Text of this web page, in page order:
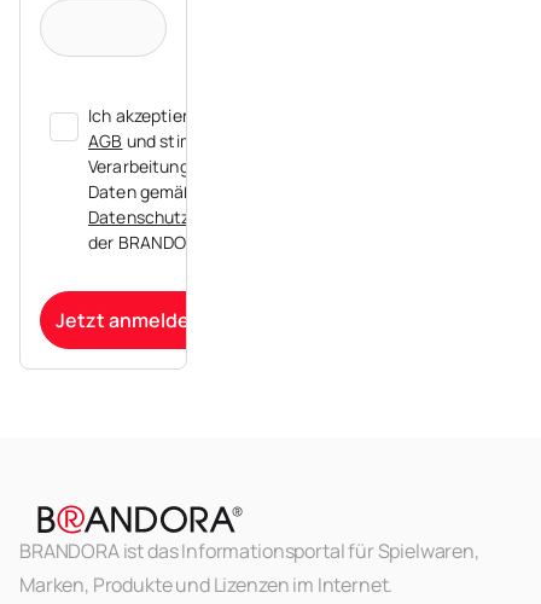
Ich akzeptiere die
AGB und stimme der
Verarbeitung meiner
Daten gemäß der
Datenschutzerklärung
der BRANDORA zu.
Jetzt anmelden
BRANDORA ist das Informationsportal für Spielwaren,
Marken, Produkte und Lizenzen im Internet.